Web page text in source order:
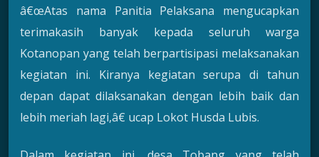
â€œAtas nama Panitia Pelaksana mengucapkan
terimakasih banyak kepada seluruh warga
Kotanopan yang telah berpartisipasi melaksanakan
kegiatan ini. Kiranya kegiatan serupa di tahun
depan dapat dilaksanakan dengan lebih baik dan
lebih meriah lagi,â€ ucap Lokot Husda Lubis.